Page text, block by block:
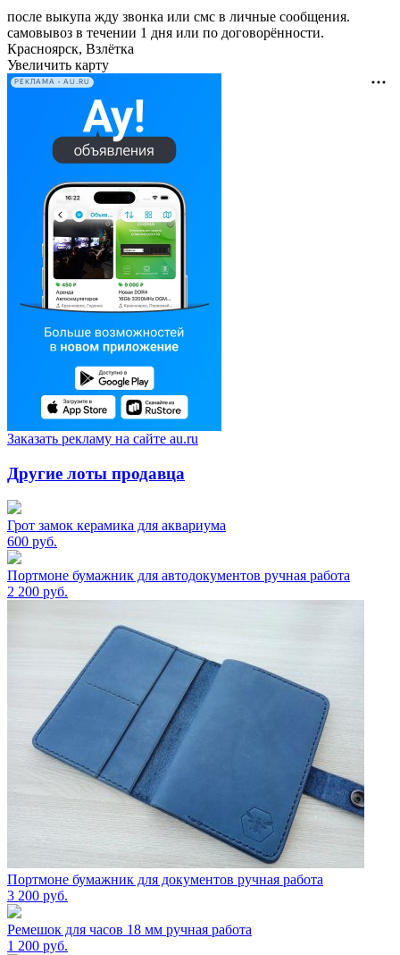
после выкупа жду звонка или смс в личные сообщения.
самовывоз в течении 1 дня или по договорённости.
Красноярск, Взлётка
Увеличить карту
РЕКЛАМА • AU.RU
Заказать рекламу на сайте au.ru
Другие лоты продавца
Грот замок керамика для аквариума
600 руб.
Портмоне бумажник для автодокументов ручная работа
2 200 руб.
Портмоне бумажник для документов ручная работа
3 200 руб.
Ремешок для часов 18 мм ручная работа
1 200 руб.